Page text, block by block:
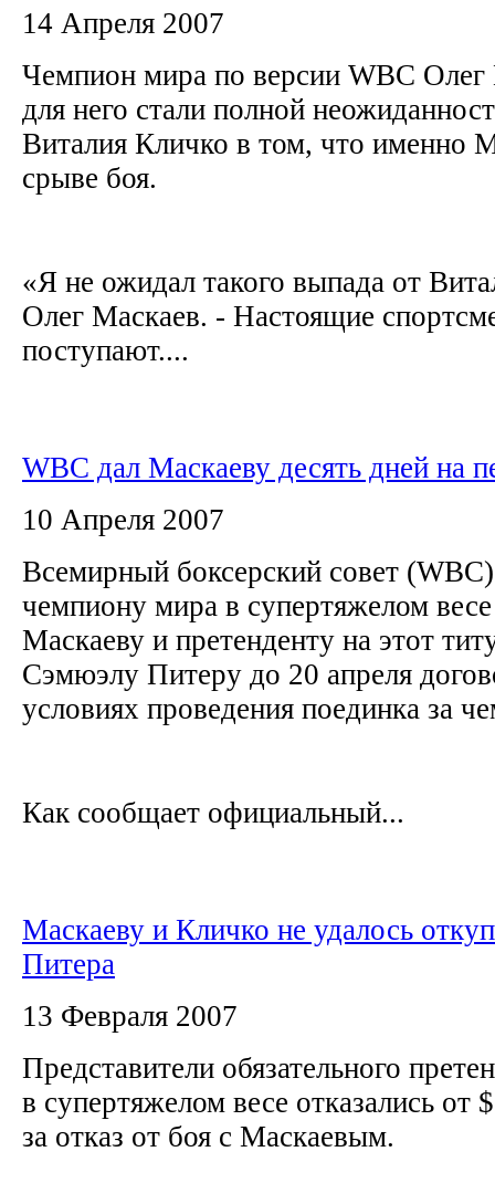
14 Апреля 2007
Чемпион мира по версии WBC Олег
для него стали полной
Виталия Кличко в том, что именно
срыве боя.
«Я не ожидал такого выпада от
Олег Маскаев. - Настоящие
поступают....
WBC дал Маскаеву десять дней на
10 Апреля 2007
Всемирный боксерский совет
чемпиону мира в супертяжелом
Маскаеву и претенденту на этот
Сэмюэлу Питеру до 20 апреля
условиях проведения поединка за
Как сообщает официальный...
Маскаеву и Кличко не удалось
Питера
13 Февраля 2007
Представители обязательного
в супертяжелом весе отказались от
за отказ от боя с Маскаевым.